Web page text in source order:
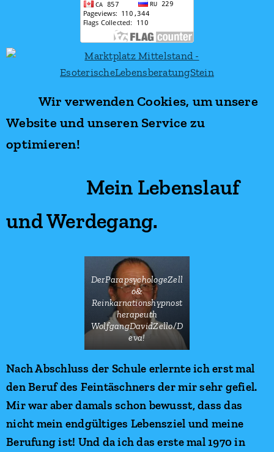
Wir verwenden Cookies, um unsere
Website und unseren Service zu
optimieren!
Mein Lebenslauf
und Werdegang.
DerParapsychologeZell
o&
Reinkarnationshypnost
herapeuth
WolfgangDavidZello/D
eva!
Nach Abschluss der Schule erlernte ich erst mal
den Beruf des Feintäschners der mir sehr gefiel.
Mir war aber damals schon bewusst, dass das
nicht mein endgültiges Lebensziel und meine
Berufung ist! Und da ich das erste mal 1970 in